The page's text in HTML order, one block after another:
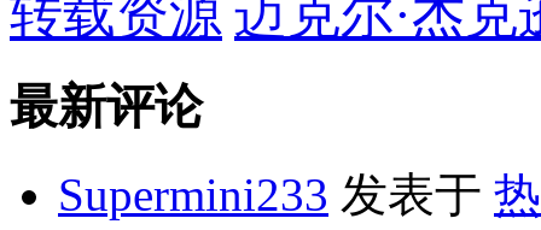
转载资源 迈克尔·杰克
最新评论
Supermini233 发表于